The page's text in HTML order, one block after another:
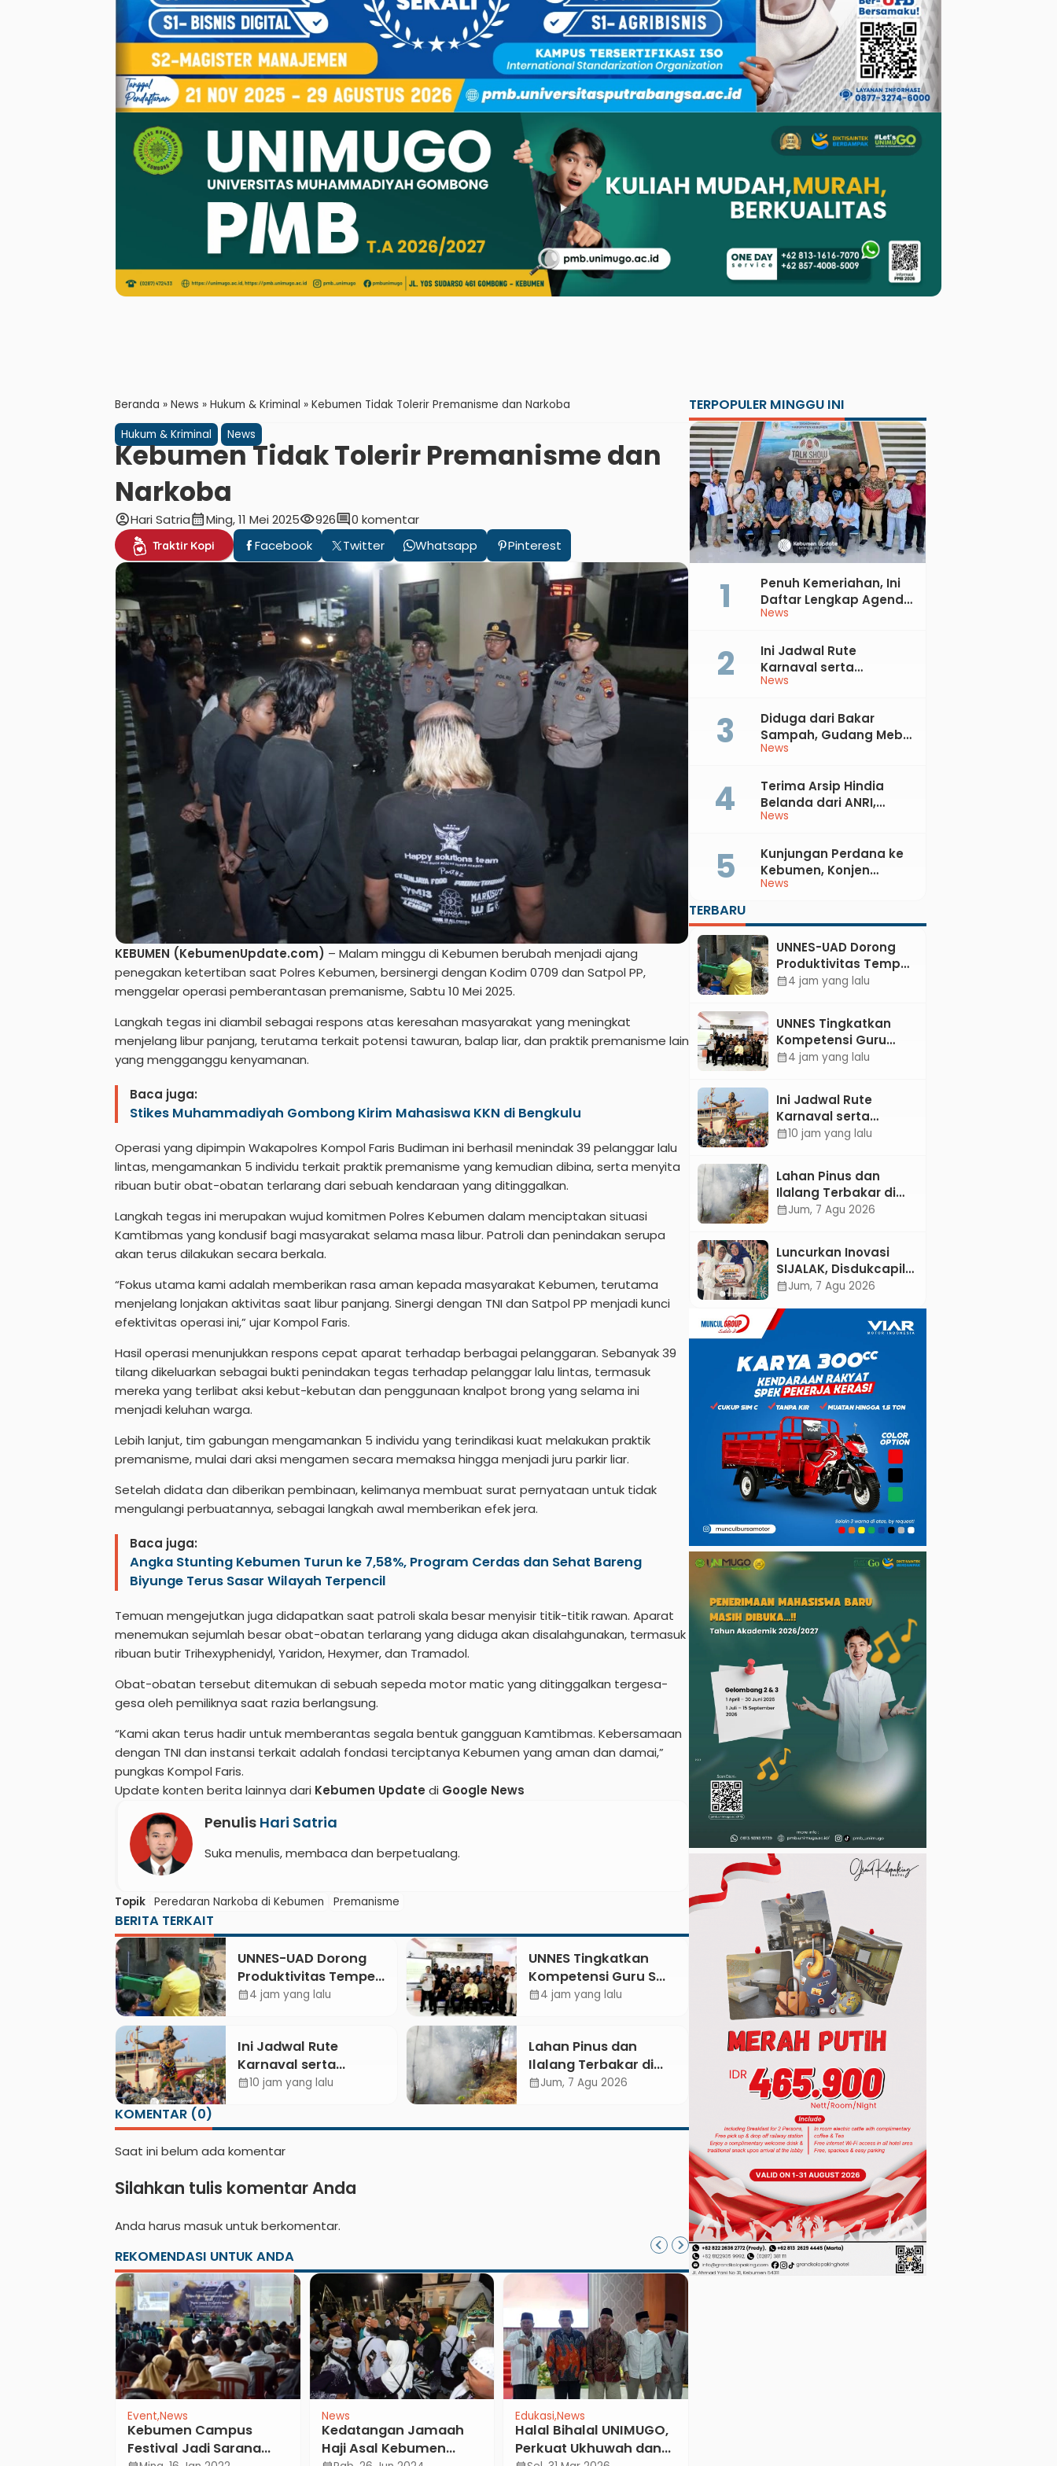
Beranda » News » Hukum & Kriminal » Kebumen Tidak Tolerir Premanisme dan Narkoba
Hukum & Kriminal
News
Kebumen Tidak Tolerir Premanisme dan
Narkoba
account_circleHari Satriacalendar_monthMing, 11 Mei 2025visibility926comment0 komentar
Traktir Kopi Facebook Twitter Whatsapp Pinterest
KEBUMEN (KebumenUpdate.com) – Malam minggu di Kebumen berubah menjadi ajang
penegakan ketertiban saat Polres Kebumen, bersinergi dengan Kodim 0709 dan Satpol PP,
menggelar operasi pemberantasan premanisme, Sabtu 10 Mei 2025.
Langkah tegas ini diambil sebagai respons atas keresahan masyarakat yang meningkat
menjelang libur panjang, terutama terkait potensi tawuran, balap liar, dan praktik premanisme lain
yang mengganggu kenyamanan.
Baca juga:
Stikes Muhammadiyah Gombong Kirim Mahasiswa KKN di Bengkulu
Operasi yang dipimpin Wakapolres Kompol Faris Budiman ini berhasil menindak 39 pelanggar lalu
lintas, mengamankan 5 individu terkait praktik premanisme yang kemudian dibina, serta menyita
ribuan butir obat-obatan terlarang dari sebuah kendaraan yang ditinggalkan.
Langkah tegas ini merupakan wujud komitmen Polres Kebumen dalam menciptakan situasi
Kamtibmas yang kondusif bagi masyarakat selama masa libur. Patroli dan penindakan serupa
akan terus dilakukan secara berkala.
“Fokus utama kami adalah memberikan rasa aman kepada masyarakat Kebumen, terutama
menjelang lonjakan aktivitas saat libur panjang. Sinergi dengan TNI dan Satpol PP menjadi kunci
efektivitas operasi ini,” ujar Kompol Faris.
Hasil operasi menunjukkan respons cepat aparat terhadap berbagai pelanggaran. Sebanyak 39
tilang dikeluarkan sebagai bukti penindakan tegas terhadap pelanggar lalu lintas, termasuk
mereka yang terlibat aksi kebut-kebutan dan penggunaan knalpot brong yang selama ini
menjadi keluhan warga.
Lebih lanjut, tim gabungan mengamankan 5 individu yang terindikasi kuat melakukan praktik
premanisme, mulai dari aksi mengamen secara memaksa hingga menjadi juru parkir liar.
Setelah didata dan diberikan pembinaan, kelimanya membuat surat pernyataan untuk tidak
mengulangi perbuatannya, sebagai langkah awal memberikan efek jera.
Baca juga:
Angka Stunting Kebumen Turun ke 7,58%, Program Cerdas dan Sehat Bareng
Biyunge Terus Sasar Wilayah Terpencil
Temuan mengejutkan juga didapatkan saat patroli skala besar menyisir titik-titik rawan. Aparat
menemukan sejumlah besar obat-obatan terlarang yang diduga akan disalahgunakan, termasuk
ribuan butir Trihexyphenidyl, Yaridon, Hexymer, dan Tramadol.
Obat-obatan tersebut ditemukan di sebuah sepeda motor matic yang ditinggalkan tergesa-
gesa oleh pemiliknya saat razia berlangsung.
“Kami akan terus hadir untuk memberantas segala bentuk gangguan Kamtibmas. Kebersamaan
dengan TNI dan instansi terkait adalah fondasi terciptanya Kebumen yang aman dan damai,”
pungkas Kompol Faris.
Update konten berita lainnya dari Kebumen Update di Google News
Penulis Hari Satria
Suka menulis, membaca dan berpetualang.
Topik Peredaran Narkoba di Kebumen Premanisme
BERITA TERKAIT
UNNES-UAD Dorong
Produktivitas Tempe
Bungkus Daun Desa
Digital
calendar_month4 jam yang lalu
UNNES Tingkatkan
Kompetensi Guru SMK
TKM Pertambangan
Gamification Based
M-Learning
calendar_month4 jam yang lalu
Ini Jadwal Rute
Karnaval serta
Kebumen Fest Bareng
calendar_month10 jam yang lalu
Lahan Pinus dan
Ilalang Terbakar di
Kebumen, Aparat dan
calendar_monthJum, 7 Agu 2026
KOMENTAR (0)
Saat ini belum ada komentar
Silahkan tulis komentar Anda
Anda harus masukuntuk berkomentar.
REKOMENDASI UNTUK ANDA
Event News
Kebumen Campus
Festival Jadi Sarana
News
Kedatangan Jamaah
Haji Asal Kebumen
EdukasiNews
Halal Bihalal UNIMUGO,
Perkuat Ukhuwah dan
TERPOPULER MINGGU INI
News
Penuh Kemeriahan, Ini
Daftar Lengkap Agenda
Peringatan HUT ke-81 RI
Kabupaten Kebumen
News
Ini Jadwal Rute
Karnaval serta
Kebumen Fest Bareng
News
Diduga dari Bakar
Sampah, Gudang Mebel
di Petanahan Hangus
News
Terima Arsip Hindia
Belanda dari ANRI,
Pemkab Kebumen
Sejarah, Geopark, dan
Literasi Pertanian
News
Kunjungan Perdana ke
Kebumen, Konjen
Australia Temui Bupati
TERBARU
UNNES-UAD Dorong
Produktivitas Tempe
Bungkus Daun Desa
Digital
calendar_month4 jam yang lalu
UNNES Tingkatkan
Kompetensi Guru
SMK TKM
Desain Green
Gamification Based
M-Learning
calendar_month4 jam yang lalu
Ini Jadwal Rute
Karnaval serta
Kebumen Fest
calendar_month10 jam yang lalu
Lahan Pinus dan
Ilalang Terbakar di
Kebumen, Aparat
Secara Manual
calendar_monthJum, 7 Agu 2026
Luncurkan Inovasi
SIJALAK, Disdukcapil
Kebumen Perkuat
Adminduk hingga
calendar_monthJum, 7 Agu 2026